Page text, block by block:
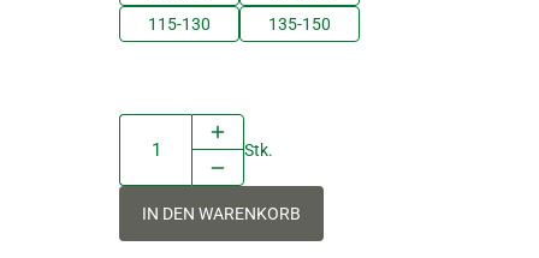
115-130
135-150
Stk.
IN DEN WARENKORB